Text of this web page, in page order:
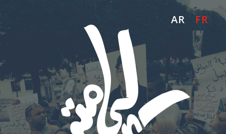
AR FR